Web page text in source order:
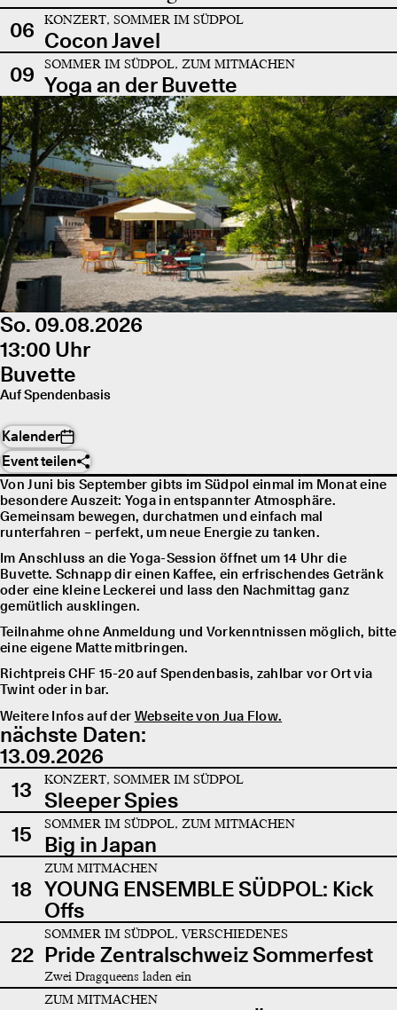
06 KONZERT, SOMMER IM SÜDPOL
Cocon Javel
09
SOMMER IM SÜDPOL, ZUM MITMACHEN
Yoga an der Buvette
So. 09.08.2026
13:00 Uhr
Buvette
Auf Spendenbasis
Kalender
Event teilen
Von Juni bis September gibts im Südpol einmal im Monat eine
besondere Auszeit: Yoga in entspannter Atmosphäre.
Gemeinsam bewegen, durchatmen und einfach mal
runterfahren – perfekt, um neue Energie zu tanken.
Im Anschluss an die Yoga-Session öffnet um 14 Uhr die
Buvette. Schnapp dir einen Kaffee, ein erfrischendes Getränk
oder eine kleine Leckerei und lass den Nachmittag ganz
gemütlich ausklingen.
Teilnahme ohne Anmeldung und Vorkenntnissen möglich, bitte
eine eigene Matte mitbringen.
Richtpreis CHF 15-20 auf Spendenbasis, zahlbar vor Ort via
Twint oder in bar.
Weitere Infos auf der Webseite von Jua Flow.
nächste Daten:
13.09.2026
13
KONZERT, SOMMER IM SÜDPOL
Sleeper Spies
15
SOMMER IM SÜDPOL, ZUM MITMACHEN
Big in Japan
18
ZUM MITMACHEN
YOUNG ENSEMBLE SÜDPOL: Kick
Offs
22
SOMMER IM SÜDPOL, VERSCHIEDENES
Pride Zentralschweiz Sommerfest
Zwei Dragqueens laden ein
ZUM MITMACHEN